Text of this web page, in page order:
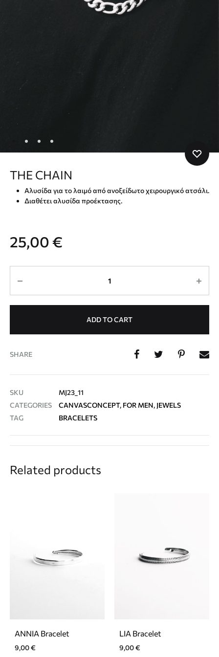
THE CHAIN
Αλυσίδα για το λαιμό από ανοξείδωτο χειρουργικό ατσάλι.
Διαθέτει αλυσίδα προέκτασης.
25,00€
ADD TO CART
SHARE
SKU
MJ23_11
CATEGORIES
CANVASCONCEPT, FOR MEN, JEWELS
TAG
BRACELETS
Related products
ANNIA Bracelet
9,00€
LIA Bracelet
9,00€